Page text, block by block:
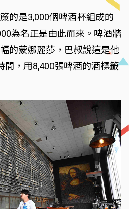
的是3,000個啤酒杯組成的
為名正是由此而來。啤酒牆
的蒙娜麗莎，巴叔說這是他
間，用8,400張啤酒的酒標籤